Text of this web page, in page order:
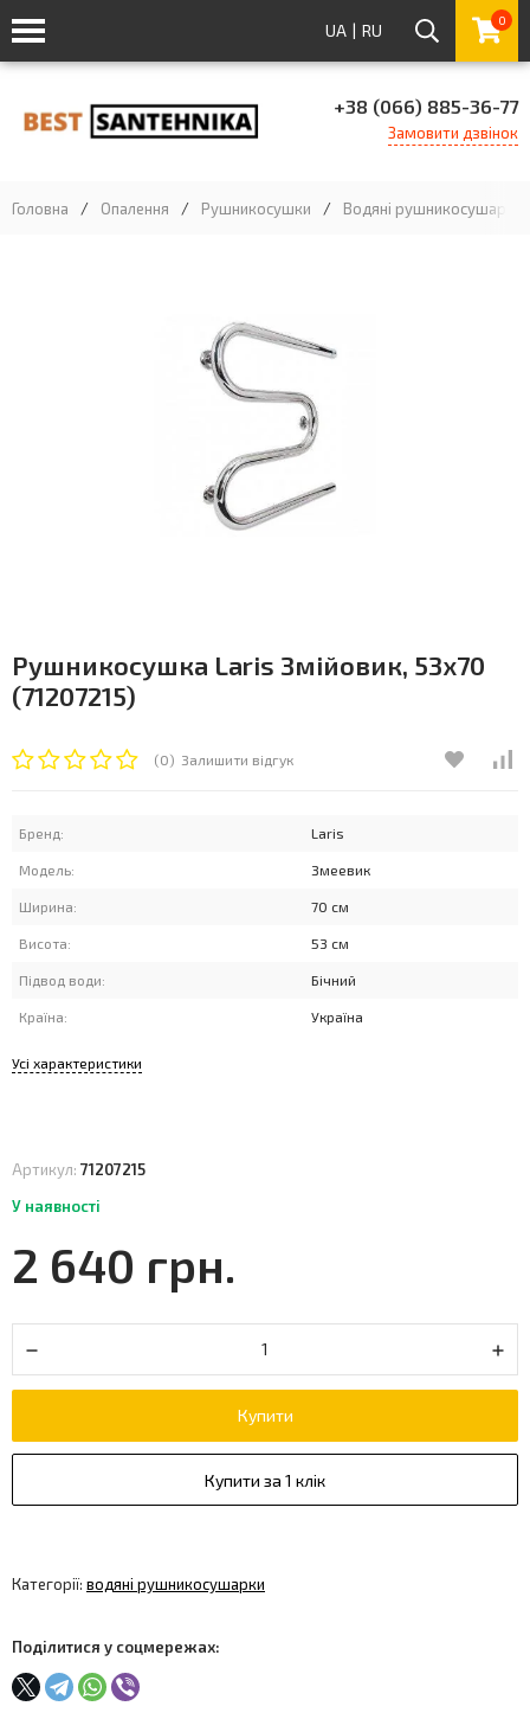
UA | RU 0
+38 (066) 885-36-77
Замовити дзвінок
Головна / Опалення / Рушникосушки / Водяні рушникосушарки
Рушникосушка Laris Змійовик, 53x70
(71207215)
(0) Залишити відгук
Бренд: Laris
Модель: Змеевик
Ширина: 70 см
Висота: 53 см
Підвод води: Бічний
Країна: Україна
Усі характеристики
Артикул: 71207215
У наявності
2 640 грн.
Купити
Купити за 1 клік
Категорії: водяні рушникосушарки
Поділитися у соцмережах: